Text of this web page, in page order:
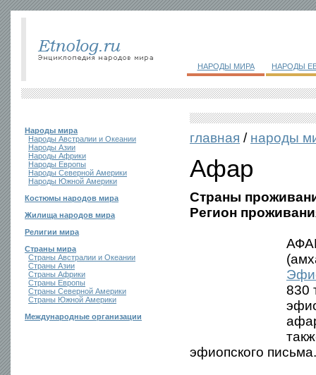
НАРОДЫ МИРА НАРОДЫ
Народы мира
Народы Австралии и Океании
Народы Азии
Народы Африки
Народы Европы
Народы Северной Америки
Народы Южной Америки
Костюмы народов мира
Жилища народов мира
Религии мира
Страны мира
Страны Австралии и Океании
Страны Азии
Страны Африки
Страны Европы
Страны Северной Америки
Страны Южной Америки
Международные организации
главная / народы
Афар
Страны
Регион
830
эфиопского